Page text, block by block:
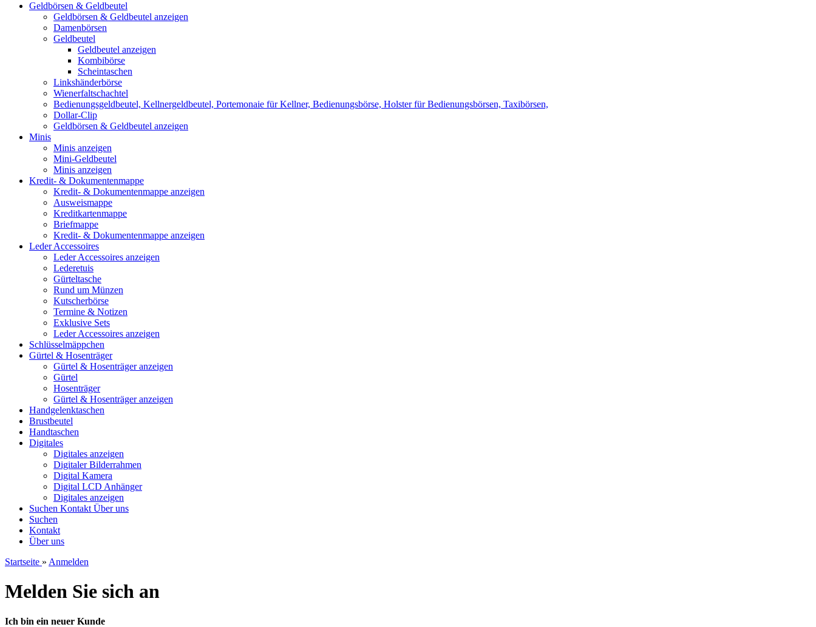
Geldbörsen & Geldbeutel
Geldbörsen & Geldbeutel anzeigen
Damenbörsen
Geldbeutel
Geldbeutel anzeigen
Kombibörse
Scheintaschen
Linkshänderbörse
Wienerfaltschachtel
Bedienungsgeldbeutel, Kellnergeldbeutel, Portemonaie für Kellner, Bedienungsbörse, Holster für Bedienungsbörsen, Taxibörsen,
Dollar-Clip
Geldbörsen & Geldbeutel anzeigen
Minis
Minis anzeigen
Mini-Geldbeutel
Minis anzeigen
Kredit- & Dokumentenmappe
Kredit- & Dokumentenmappe anzeigen
Ausweismappe
Kreditkartenmappe
Briefmappe
Kredit- & Dokumentenmappe anzeigen
Leder Accessoires
Leder Accessoires anzeigen
Lederetuis
Gürteltasche
Rund um Münzen
Kutscherbörse
Termine & Notizen
Exklusive Sets
Leder Accessoires anzeigen
Schlüsselmäppchen
Gürtel & Hosenträger
Gürtel & Hosenträger anzeigen
Gürtel
Hosenträger
Gürtel & Hosenträger anzeigen
Handgelenktaschen
Brustbeutel
Handtaschen
Digitales
Digitales anzeigen
Digitaler Bilderrahmen
Digital Kamera
Digital LCD Anhänger
Digitales anzeigen
Suchen Kontakt Über uns
Suchen
Kontakt
Über uns
Startseite » Anmelden
Melden Sie sich an
Ich bin ein neuer Kunde